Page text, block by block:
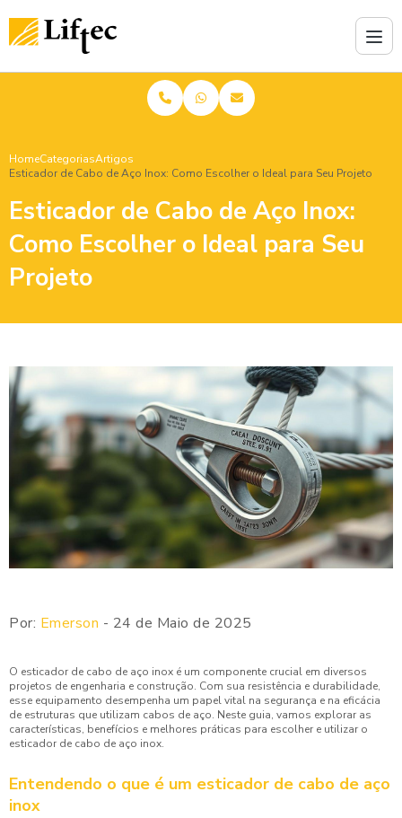
HomeCategoriasArtigos
Esticador de Cabo de Aço Inox: Como Escolher o Ideal para Seu Projeto
Esticador de Cabo de Aço Inox:
Como Escolher o Ideal para Seu
Projeto
Por: Emerson - 24 de Maio de 2025
O esticador de cabo de aço inox é um componente crucial em diversos
projetos de engenharia e construção. Com sua resistência e durabilidade,
esse equipamento desempenha um papel vital na segurança e na eficácia
de estruturas que utilizam cabos de aço. Neste guia, vamos explorar as
características, benefícios e melhores práticas para escolher e utilizar o
esticador de cabo de aço inox.
Entendendo o que é um esticador de cabo de aço
inox